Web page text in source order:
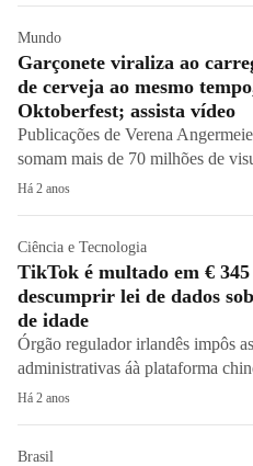
Mundo
Garçonete viraliza ao
de cerveja ao mesmo
Oktoberfest; assista vídeo
Publicações de Verena
somam mais de 70 milhões de
Há 2 anos
Ciência e Tecnologia
TikTok é multado em €
descumprir lei de dados
de idade
Órgão regulador irlandês impôs
administrativas áà plataforma
Há 2 anos
Brasil